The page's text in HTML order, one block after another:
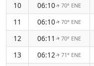
10
06:10↑70° ENE
11
06:10↑70° ENE
12
06:11 ↑70° ENE
13
06:12↑71° ENE